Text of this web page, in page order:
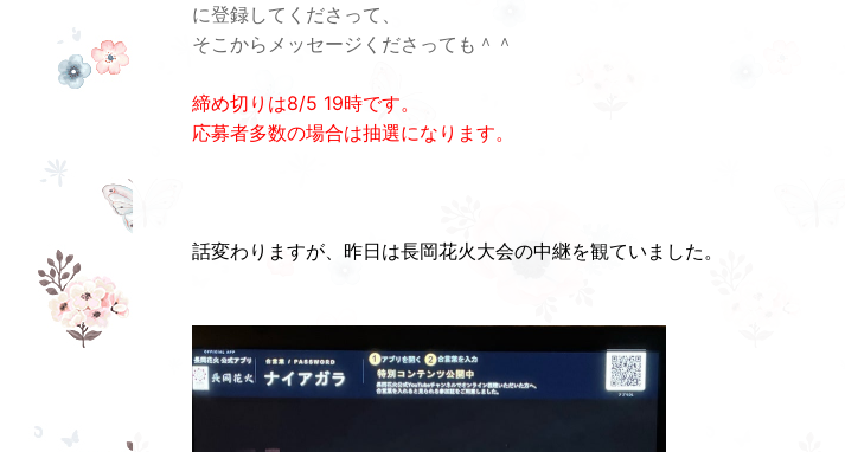
に登録してくださって、
そこからメッセージくださっても＾＾
締め切りは8/5 19時です。
応募者多数の場合は抽選になります。
話変わりますが、昨日は長岡花火大会の中継を観ていました。